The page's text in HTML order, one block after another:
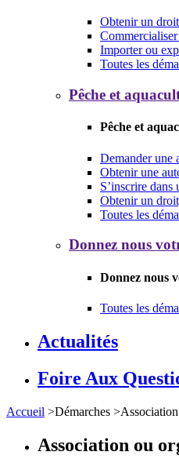
Obtenir un
Importer ou
Toutes les
Pêche et
Pêche et
Demander une
Obtenir une
S’inscrire dans
Obtenir un
Toutes les
Donnez nous
Donnez nous
Toutes les
Actualités
Foire Aux
Accueil >Démarches >
Association ou